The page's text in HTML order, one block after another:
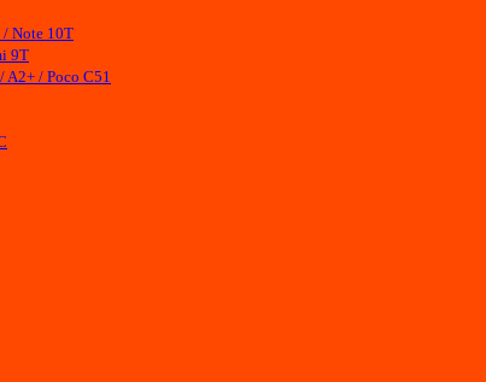
/ Note 10T
9T
A2+ / Poco C51